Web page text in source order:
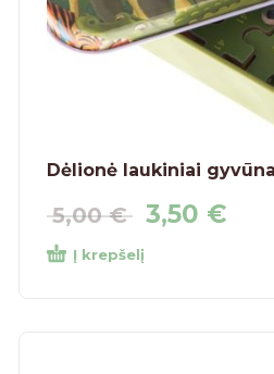
Dėlionė laukiniai
5,00€ 3,50 €
Į krepšelį